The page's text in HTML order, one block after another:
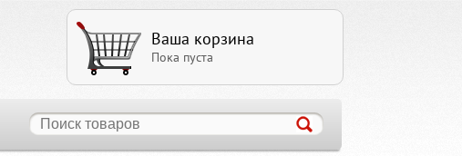
Ваша корзина
Пока пуста